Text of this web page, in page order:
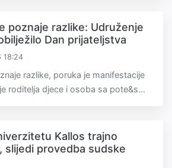
poznaje razlike: Udruženje
Dan prijateljstva
18:24
razlike, poruka je manifestacije
roditelja djece i osoba sa pote&s...
Kallos trajno
slijedi provedba sudske